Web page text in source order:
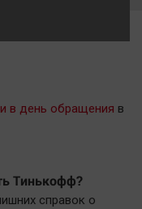
в день обращения в
Тинькофф?
справок о